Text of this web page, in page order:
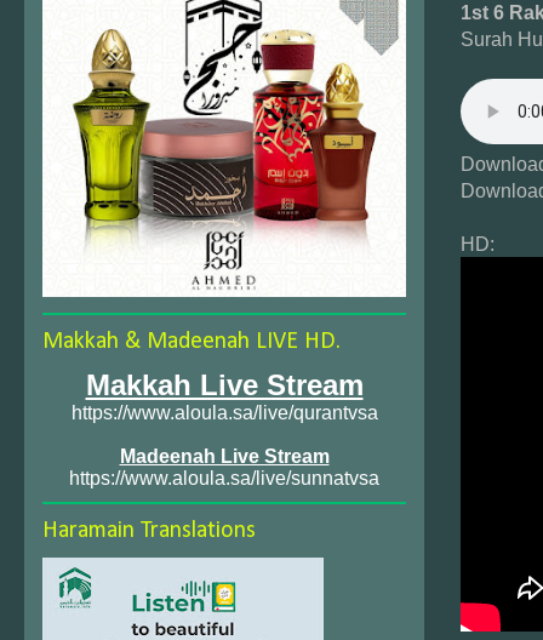
1st 6
Surah
HD:
Makkah & Madeenah LIVE HD.
Makkah Live Stream
https://www.aloula.sa/live/qurantvsa
Madeenah Live Stream
https://www.aloula.sa/live/sunnatvsa
Haramain Translations